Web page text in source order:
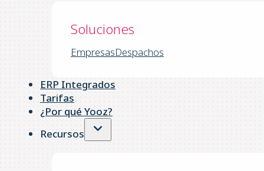
Soluciones
EmpresasDespachos
ERP Integrados
Tarifas
¿Por qué Yooz?
Recursos